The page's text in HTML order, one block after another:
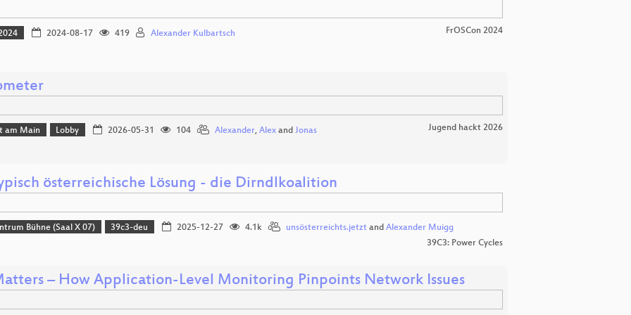
2024-08-17 419 Alexander Kulbartsch FrOSCon 2024
am Main Lobby 2026-05-31 104 Alexander, Alexand Jonas Jugend hackt 2026
österreichische Lösung - die Dirndlkoalition
Bühne (Saal X 07) 39c3-deu 2025-12-27 4.1k unsösterreichts.jetztand Alexander Muigg
39C3: Power Cycles
– How Application-Level Monitoring Pinpoints Network Issues